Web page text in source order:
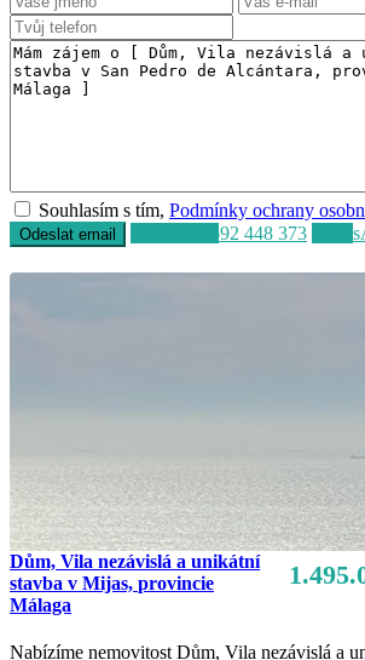
Souhlasím s tím,Podmínky ochrany
+34 692 448 373
Dům, Vila nezávislá a unikátní
stavba v Mijas, provincie
Málaga
Nabízíme nemovitost Dům, Vila nezávislá a